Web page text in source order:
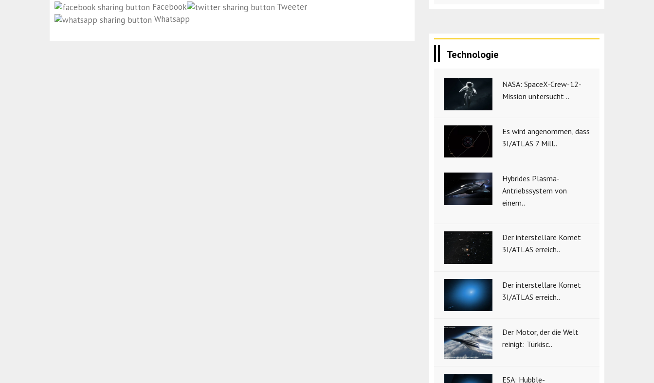
Facebook
Tweeter
Whatsapp
Technologie
NASA: SpaceX-Crew-12-
Mission untersucht ..
Es wird angenommen, dass
3I/ATLAS 7 Mill..
Hybrides Plasma-
Antriebssystem von
einem..
Der interstellare Komet
3I/ATLAS erreich..
Der interstellare Komet
3I/ATLAS erreich..
Der Motor, der die Welt
reinigt: Türkisc..
ESA: Hubble-